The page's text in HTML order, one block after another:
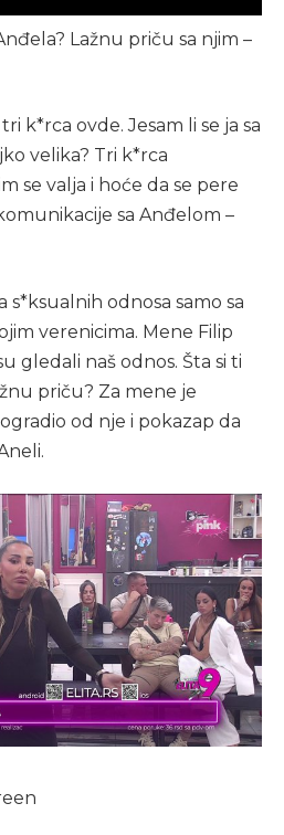
Lažnu priču sa njim –
k*rca ovde. Jesam li se ja sa
velika? Tri k*rca
se valja i hoće da se pere
sa Anđelom –
s*ksualnih odnosa samo sa
verenicima. Mene Filip
gledali naš odnos. Šta si ti
priču? Za mene je
od nje i pokazap da